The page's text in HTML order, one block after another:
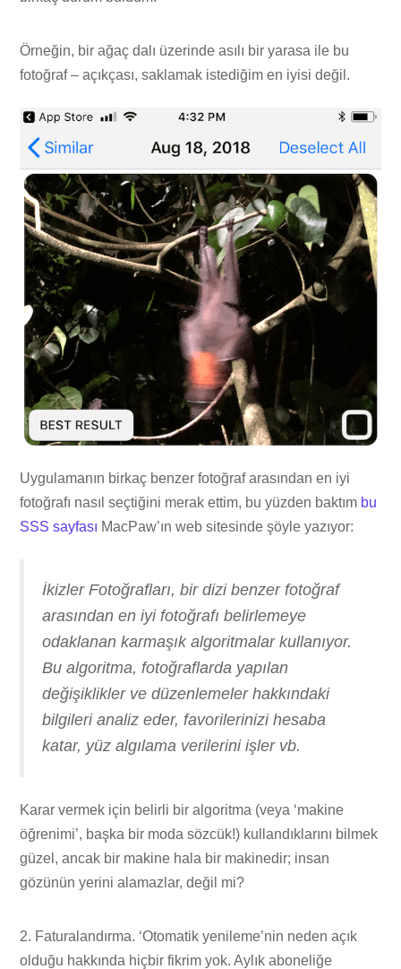
Örneğin, bir ağaç dalı üzerinde asılı bir yarasa ile bu
fotoğraf – açıkçası, saklamak istediğim en iyisi değil.
Uygulamanın birkaç benzer fotoğraf arasından en iyi
fotoğrafı nasıl seçtiğini merak ettim, bu yüzden baktım bu
SSS sayfası MacPaw’ın web sitesinde şöyle yazıyor:
İkizler Fotoğrafları, bir dizi benzer fotoğraf
arasından en iyi fotoğrafı belirlemeye
odaklanan karmaşık algoritmalar kullanıyor.
Bu algoritma, fotoğraflarda yapılan
değişiklikler ve düzenlemeler hakkındaki
bilgileri analiz eder, favorilerinizi hesaba
katar, yüz algılama verilerini işler vb.
Karar vermek için belirli bir algoritma (veya ‘makine
öğrenimi’, başka bir moda sözcük!) kullandıklarını bilmek
güzel, ancak bir makine hala bir makinedir; insan
gözünün yerini alamazlar, değil mi?
2. Faturalandırma. ‘Otomatik yenileme’nin neden açık
olduğu hakkında hiçbir fikrim yok. Aylık aboneliğe